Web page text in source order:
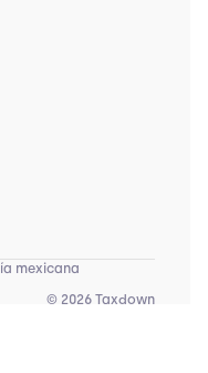
mexicana
© 2026 Taxdown